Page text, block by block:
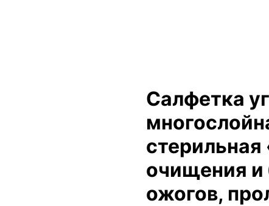
Салфетка
стерильная
очищения и
ожогов,